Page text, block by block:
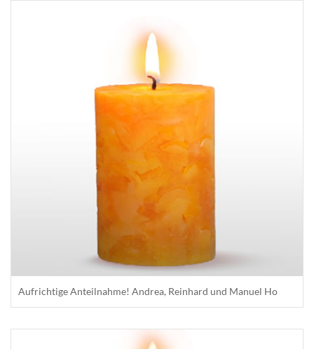
Aufrichtige Anteilnahme! Andrea, Reinhard und Manuel Ho